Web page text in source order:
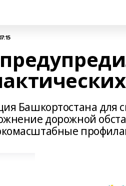
Башкортостана для
дорожной